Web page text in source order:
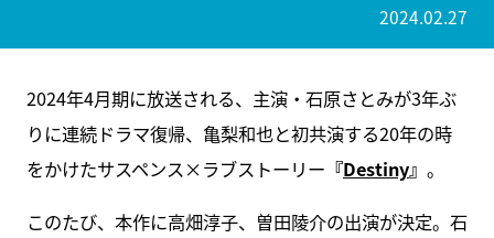
2024.02.27
2024年4月期に放送される、主演・石原さとみが3年ぶ
りに連続ドラマ復帰、亀梨和也と初共演する20年の時
をかけたサスペンス×ラブストーリー 『Destiny』 。
このたび、本作に高畑淳子、曽田陵介の出演が決定。石